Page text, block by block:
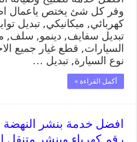
وفر كل شئ يختص ياعمال
كهربائي, ميكانيكي, تبديل
تبديل سفايف, دينمو, سلف,
السيارات, قطع غيار جميع
نوع السيارة, تبديل …
أكمل القراءة »
رقم كهرباء وبنشر متنقل